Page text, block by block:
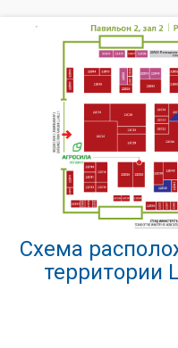
Схема
территории